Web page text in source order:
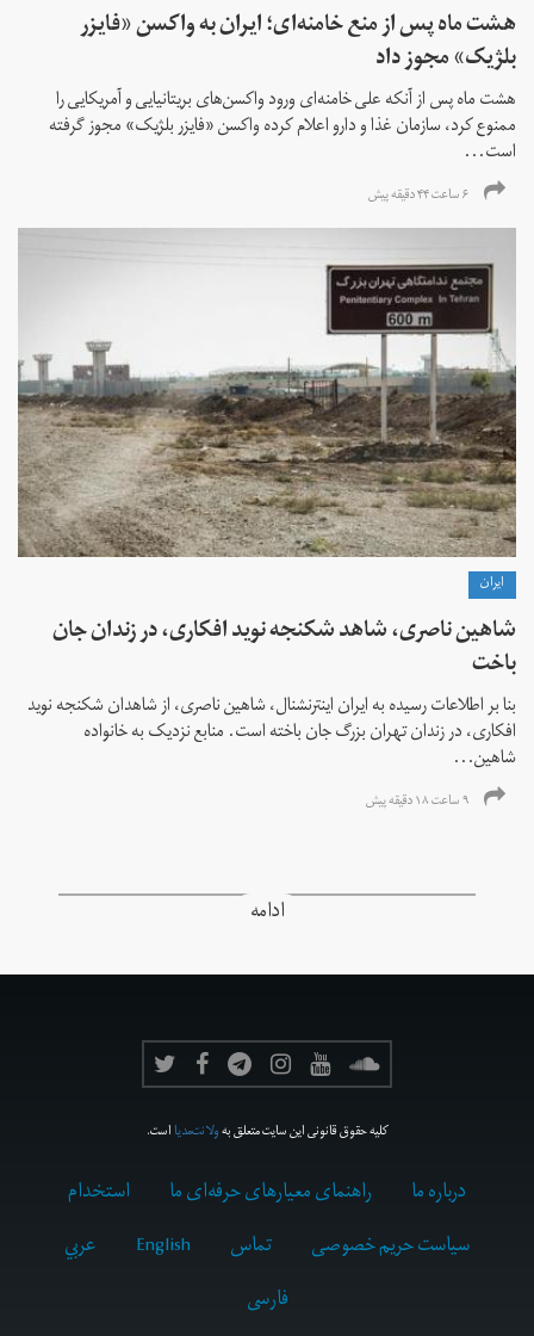
هشت ماه پس از منع خامنه‌ای؛ ایران به واکسن «فایزر
بلژیک» مجوز داد
هشت ماه پس از آنکه علی خامنه‌ای ورود واکسن‌های بریتانیایی و آمریکایی را
ممنوع کرد، سازمان غذا و دارو اعلام کرده واکسن «فایزر بلژیک» مجوز گرفته
است...
۶ ساعت ۴۴ دقیقه پیش
ايران
شاهین ناصری، شاهد شکنجه نوید افکاری، در زندان جان
باخت
بنا بر اطلاعات رسیده به ایران اینترنشنال، شاهین ناصری، از شاهدان شکنجه نوید
افکاری، در زندان تهران بزرگ جان باخته است. منابع نزدیک به خانواده
شاهین...
۹ ساعت ۱۸ دقیقه پیش
ادامه
کلیه حقوق قانونی این سایت متعلق بهولانت‌مدیااست.
درباره ما راهنمای معیارهای حرفه‌ای ما
استخدام
سیاست حریم خصوصی
تماس English
عربي
فارسى